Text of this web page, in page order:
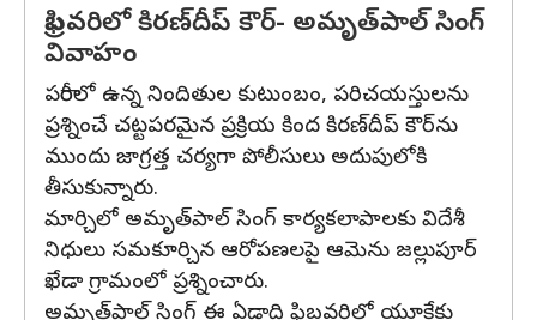
ఫిబ్రవరిలో కిరణ్‌దీప్ కౌర్‌- అమృత్‌పాల్ సింగ్
వివాహం
పరారీలో ఉన్న నిందితుల కుటుంబం, పరిచయస్తులను
ప్రశ్నించే చట్టపరమైన ప్రక్రియ కింద కిరణ్‌దీప్ కౌర్‌ను
ముందు జాగ్రత్త చర్యగా పోలీసులు అదుపులోకి
తీసుకున్నారు.
మార్చిలో అమృత్‌పాల్ సింగ్ కార్యకలాపాలకు విదేశీ
నిధులు సమకూర్చిన ఆరోపణలపై ఆమెను జల్లుపూర్
ఖేడా గ్రామంలో ప్రశ్నించారు.